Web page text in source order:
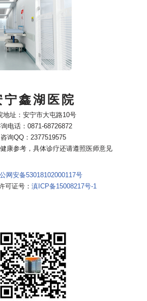
宁鑫湖医院
地址：安宁市大屯路10号
询电话：0871-68726872
咨询QQ：2377519575
康参考，具体诊疗还请遵照医师意见
网安备53018102000117号
可证号： 滇ICP备15008217号-1